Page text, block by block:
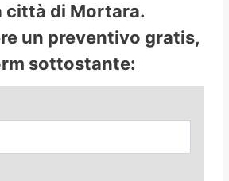
città di Mortara.
un preventivo gratis,
sottostante: